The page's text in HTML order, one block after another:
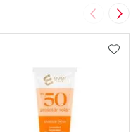
Imagem
AOS FAVORITOS